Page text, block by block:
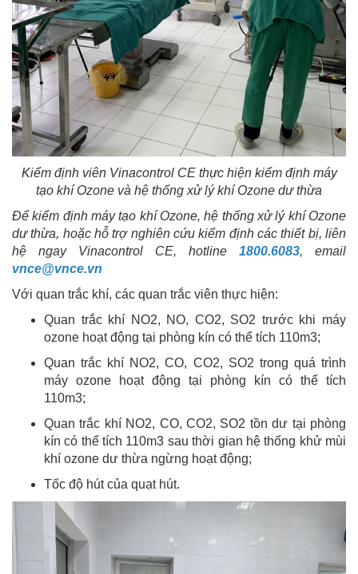
Kiểm định viên Vinacontrol CE thực hiện kiểm định máy
tạo khí Ozone và hệ thống xử lý khí Ozone dư thừa
Để kiểm định máy tạo khí Ozone, hệ thống xử lý khí Ozone
dư thừa, hoặc hỗ trợ nghiên cứu kiểm định các thiết bị, liên
hệ ngay Vinacontrol CE, hotline
1800.6083, email
vnce@vnce.vn
Với quan trắc khí, các quan trắc viên thực hiện:
Quan trắc khí NO2, NO, CO2, SO2 trước khi máy
ozone hoạt động tại phòng kín có thể tích 110m3;
Quan trắc khí NO2, CO, CO2, SO2 trong quá trình
máy ozone hoạt động tại phòng kín có thể tích
110m3;
Quan trắc khí NO2, CO, CO2, SO2 tồn dư tại phòng
kín có thể tích 110m3 sau thời gian hệ thống khử mùi
khí ozone dư thừa ngừng hoạt động;
Tốc độ hút của quạt hút.